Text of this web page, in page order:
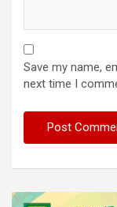
Save my name,
next time I